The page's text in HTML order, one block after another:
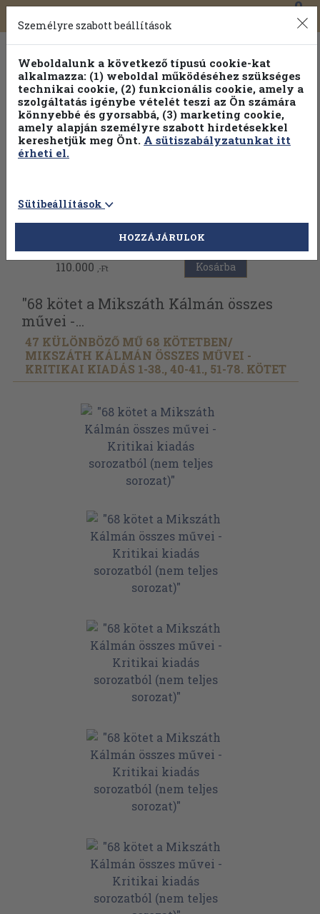
Toggle
navigation
0
Válogasson több mint 1.000.000 kiadványunk közül
100% kedvezménnyel!
Vissza az előző oldalra
110.000 ,-Ft Kosárba
"68 kötet a Mikszáth Kálmán összes
művei -...
47 KÜLÖNBÖZŐ MŰ 68 KÖTETBEN/
MIKSZÁTH KÁLMÁN ÖSSZES MŰVEI -
KRITIKAI KIADÁS 1-38., 40-41., 51-78. KÖTET
Személyre szabott beállítások
Weboldalunk a következő típusú cookie-kat
alkalmazza: (1) weboldal működéséhez szükséges
technikai cookie, (2) funkcionális cookie, amely a
szolgáltatás igénybe vételét teszi az Ön számára
könnyebbé és gyorsabbá, (3) marketing cookie,
amely alapján személyre szabott hirdetésekkel
kereshetjük meg Önt. A sütiszabályzatunkat itt
érheti el.
Sütibeállítások
HOZZÁJÁRULOK